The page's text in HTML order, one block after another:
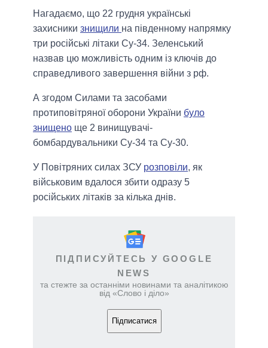
Нагадаємо, що 22 грудня українські
захисники знищили на південному напрямку
три російські літаки Су-34. Зеленський
назвав цю можливість одним із ключів до
справедливого завершення війни з рф.
А згодом Силами та засобами
протиповітряної оборони України було
знищено ще 2 винищувачі-
бомбардувальники Су-34 та Су-30.
У Повітряних силах ЗСУ розповіли, як
військовим вдалося збити одразу 5
російських літаків за кілька днів.
ПІДПИСУЙТЕСЬ У GOOGLE
NEWS
та стежте за останніми новинами та аналітикою
від «Слово і діло»
Підписатися